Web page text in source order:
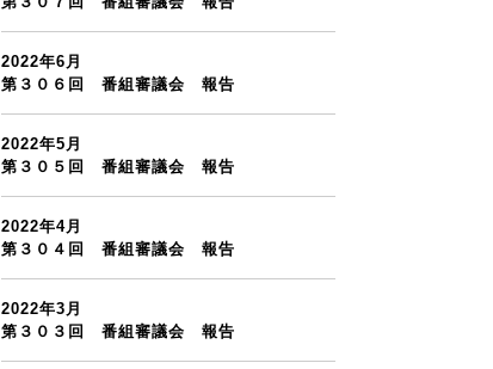
2022年6月
第３０６回 番組審議会 報告
2022年5月
第３０５回 番組審議会 報告
2022年4月
第３０４回 番組審議会 報告
2022年3月
第３０３回 番組審議会 報告